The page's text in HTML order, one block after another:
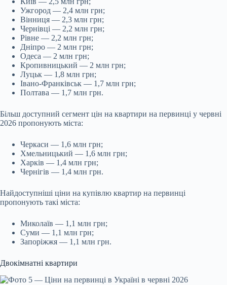
Ужгород — 2,4 млн грн;
Вінниця — 2,3 млн грн;
Чернівці — 2,2 млн грн;
Рівне — 2,2 млн грн;
Дніпро — 2 млн грн;
Одеса — 2 млн грн;
Кропивницький — 2 млн грн;
Луцьк — 1,8 млн грн;
Івано-Франківськ — 1,7 млн грн;
Полтава — 1,7 млн грн.
Більш доступний сегмент цін на квартири на первинці у червні
2026 пропонують міста:
Черкаси — 1,6 млн грн;
Хмельницький — 1,6 млн грн;
Харків — 1,4 млн грн;
Чернігів — 1,4 млн грн.
Найдоступніші ціни на купівлю квартир на первинці
пропонують такі міста:
Миколаїв — 1,1 млн грн;
Суми — 1,1 млн грн;
Запоріжжя — 1,1 млн грн.
Двокімнатні квартири